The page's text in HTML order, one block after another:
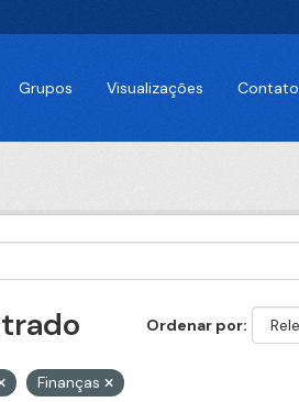
Grupos Visualizações Contato
Ordenar por
Finanças